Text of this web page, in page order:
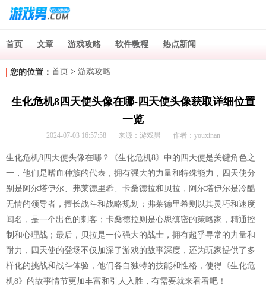
首页 文章 游戏攻略 软件教程 热点新闻
您的位置： 首页 > 游戏攻略
生化危机8四天使头像在哪-四天使头像获取详细位置
一览
2024-07-03 16:57:58 来源：游戏男 作者：youxinan
生化危机8四天使头像在哪？《生化危机8》中的四天使是关键角色之
一，他们是嗜血种族的代表，拥有强大的力量和特殊能力，四天使分
别是阿尔塔伊尔、弗莱德里希、卡桑德拉和贝拉，阿尔塔伊尔是冷酷
无情的领导者，擅长战斗和战略规划；弗莱德里希则以其灵巧和速度
闻名，是一个出色的刺客；卡桑德拉则是心思缜密的策略家，精通控
制和心理战；最后，贝拉是一位强大的战士，拥有超乎寻常的力量和
耐力，四天使的登场不仅加深了游戏的故事深度，还为玩家提供了多
样化的挑战和战斗体验，他们各自独特的技能和性格，使得《生化危
机8》的故事情节更加丰富和引人入胜，有需要就来看看吧！